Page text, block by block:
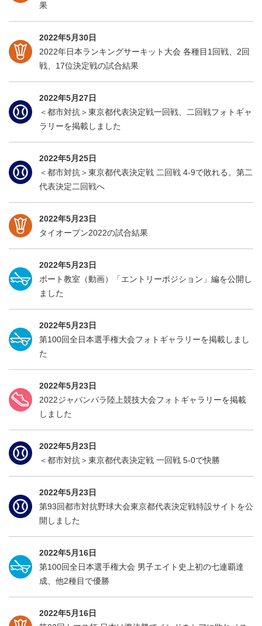
果
2022年5月30日
2022年日本ランキングサーキット大会 各種目1回戦、2回
戦、17位決定戦の試合結果
2022年5月27日
＜都市対抗＞東京都代表決定戦一回戦、二回戦フォトギャ
ラリーを掲載しました
2022年5月25日
＜都市対抗＞東京都代表決定戦 二回戦 4-9で敗れる。第二
代表決定二回戦へ
2022年5月23日
タイオープン2022の試合結果
2022年5月23日
ボート教室（動画）「エントリーポジション」編を公開し
ました
2022年5月23日
第100回全日本選手権大会フォトギャラリーを掲載しまし
た
2022年5月23日
2022ジャパンパラ陸上競技大会フォトギャラリーを掲載
しました
2022年5月23日
＜都市対抗＞東京都代表決定戦 一回戦 5-0で快勝
2022年5月23日
第93回都市対抗野球大会東京都代表決定戦特設サイトを公
開しました
2022年5月16日
第100回全日本選手権大会 男子エイト史上初の七連覇達
成、他2種目で優勝
2022年5月16日